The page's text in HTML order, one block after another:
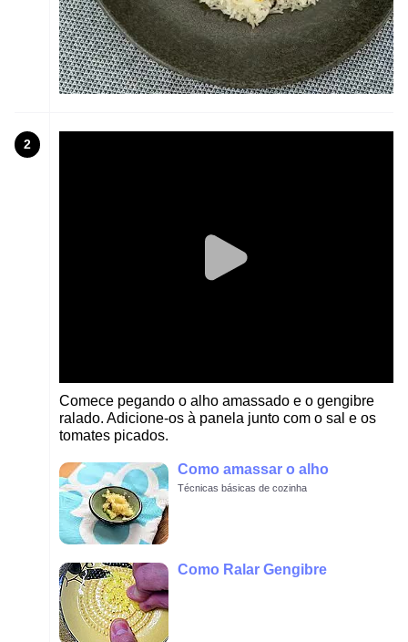
2
Comece pegando o alho amassado e o gengibre
ralado. Adicione-os à panela junto com o sal e os
tomates picados.
Como amassar o alho
Técnicas básicas de cozinha
Como Ralar Gengibre